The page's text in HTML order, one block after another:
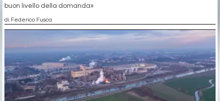
buon livello della domanda»
di Federico Fusca